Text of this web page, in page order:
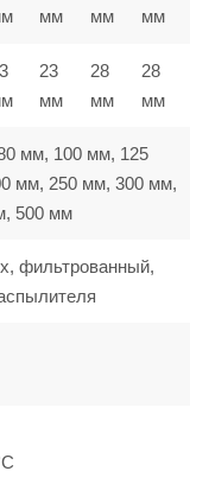
мм
мм
мм
23
мм
28
мм
28
мм
мм, 100 мм, 125
мм, 250 мм, 300 мм,
500 мм
фильтрованный,